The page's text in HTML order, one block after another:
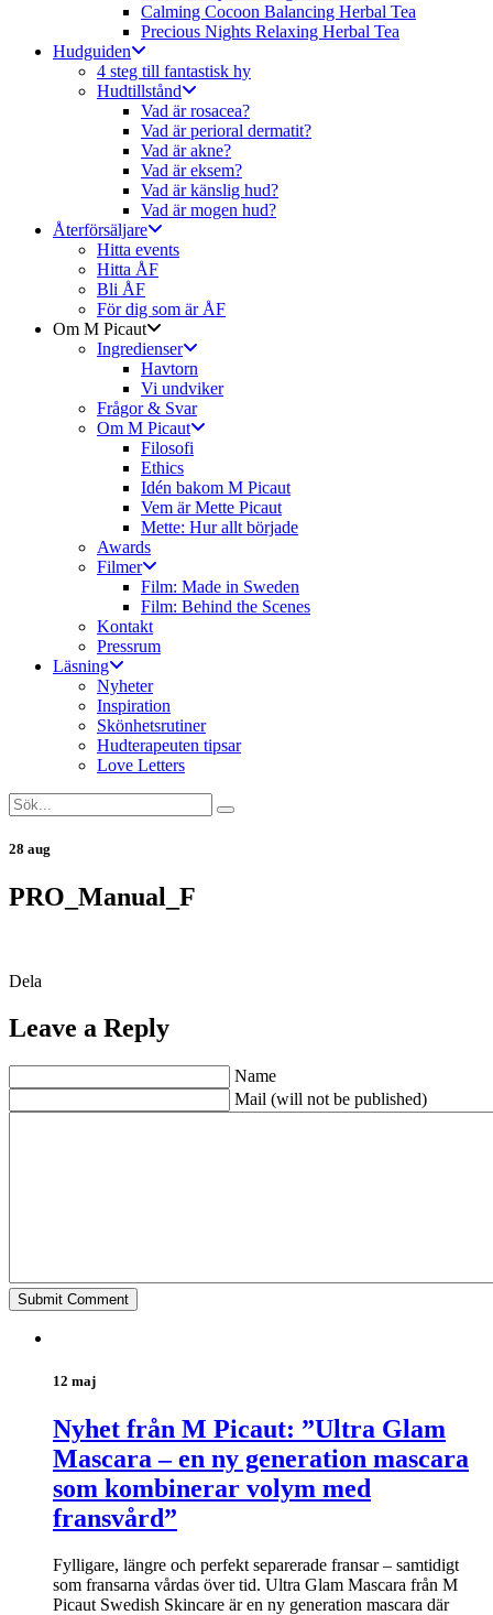
Calming Cocoon Balancing Herbal Tea
Precious Nights Relaxing Herbal Tea
Hudguiden
4 steg till fantastisk hy
Hudtillstånd
Vad är rosacea?
Vad är perioral dermatit?
Vad är akne?
Vad är eksem?
Vad är känslig hud?
Vad är mogen hud?
Återförsäljare
Hitta events
Hitta ÅF
Bli ÅF
För dig som är ÅF
Om M Picaut
Ingredienser
Havtorn
Vi undviker
Frågor & Svar
Om M Picaut
Filosofi
Ethics
Idén bakom M Picaut
Vem är Mette Picaut
Mette: Hur allt började
Awards
Filmer
Film: Made in Sweden
Film: Behind the Scenes
Kontakt
Pressrum
Läsning
Nyheter
Inspiration
Skönhetsrutiner
Hudterapeuten tipsar
Love Letters
28 aug
PRO_Manual_F
Dela
Leave a Reply
Name
Mail (will not be published)
12 maj
Nyhet från M Picaut: ”Ultra Glam
Mascara – en ny generation mascara
som kombinerar volym med
fransvård”
Fylligare, längre och perfekt separerade fransar – samtidigt
som fransarna vårdas över tid. Ultra Glam Mascara från M
Picaut Swedish Skincare är en ny generation mascara där